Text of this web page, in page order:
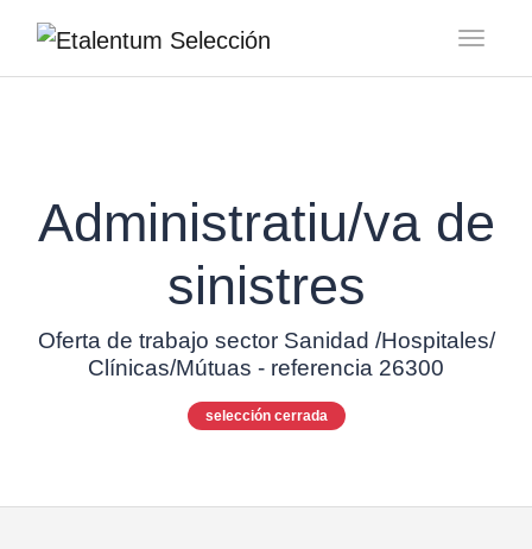
Administratiu/va de
sinistres
Oferta de trabajo sector Sanidad /Hospitales/
Clínicas/Mútuas - referencia 26300
selección cerrada